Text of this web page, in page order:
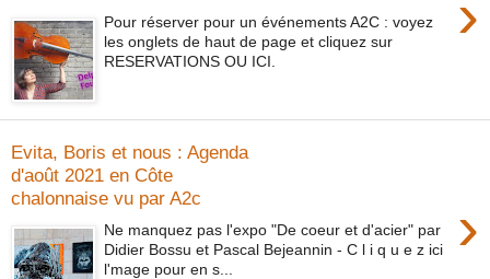
›
Pour réserver pour un événements A2C : voyez
les onglets de haut de page et cliquez sur
RESERVATIONS OU ICI.
Evita, Boris et nous : Agenda
d'août 2021 en Côte
chalonnaise vu par A2c
›
Ne manquez pas l'expo "De coeur et d'acier" par
Didier Bossu et Pascal Bejeannin - C l i q u e z ici
l'mage pour en s...